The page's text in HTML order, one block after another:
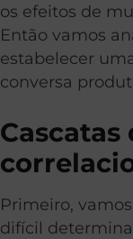
os efeitos de
Então vamos
estabelecer
conversa
Cascatas
Primeiro,
difícil